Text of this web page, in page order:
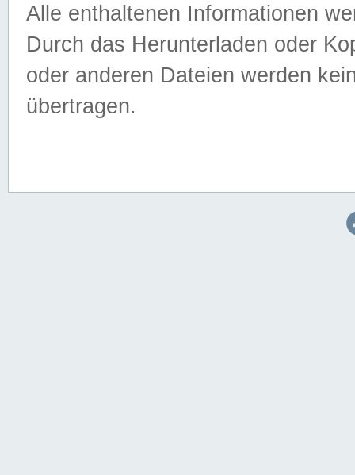
Alle enthaltenen Informationen
Durch das Herunterladen oder
oder anderen Dateien werden
übertragen.